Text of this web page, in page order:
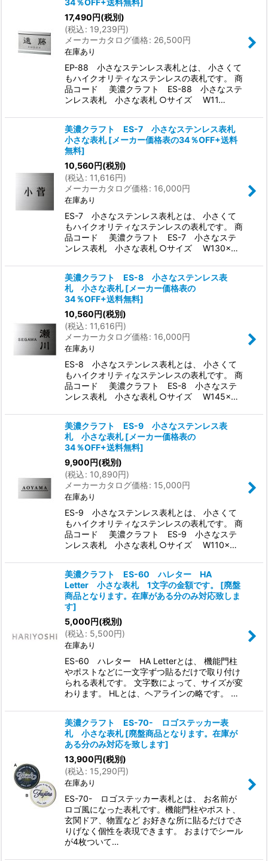
17,490円(税別)
(税込: 19,239円)
メーカーカタログ価格: 26,500円
在庫あり
EP-88 小さなステンレス表札とは、 小さくて
もハイクオリティなステンレスの表札です。 商
品コード 美濃クラフト ES-88 小さなステ
ンレス表札 小さな表札 ○サイズ W11…
美濃クラフト ES-7 小さなステンレス表札
小さな表札 [メーカー価格表の34％OFF+送料
無料]
10,560円(税別)
(税込: 11,616円)
メーカーカタログ価格: 16,000円
在庫あり
ES-7 小さなステンレス表札とは、 小さくて
もハイクオリティなステンレスの表札です。 商
品コード 美濃クラフト ES-7 小さなステ
ンレス表札 小さな表札 ○サイズ W130×…
美濃クラフト ES-8 小さなステンレス表
札 小さな表札 [メーカー価格表の
34％OFF+送料無料]
10,560円(税別)
(税込: 11,616円)
メーカーカタログ価格: 16,000円
在庫あり
ES-8 小さなステンレス表札とは、 小さくて
もハイクオリティなステンレスの表札です。 商
品コード 美濃クラフト ES-8 小さなステ
ンレス表札 小さな表札 ○サイズ W145×…
美濃クラフト ES-9 小さなステンレス表
札 小さな表札 [メーカー価格表の
34％OFF+送料無料]
9,900円(税別)
(税込: 10,890円)
メーカーカタログ価格: 15,000円
在庫あり
ES-9 小さなステンレス表札とは、 小さくて
もハイクオリティなステンレスの表札です。 商
品コード 美濃クラフト ES-9 小さなステ
ンレス表札 小さな表札 ○サイズ W110×…
美濃クラフト ES-60 ハレター HA
Letter 小さな表札 1文字の金額です。
[廃盤
商品となります。在庫がある分のみ対応致しま
す]
5,000円(税別)
(税込: 5,500円)
在庫あり
ES-60 ハレター HA Letterとは、 機能門柱
やポストなどに一文字ずつ貼るだけで取り付け
られる表札です。 文字数によって、サイズが変
わります。 HLとは、ヘアラインの略です。 …
美濃クラフト ES-70- ロゴステッカー表
札 小さな表札 [廃盤商品となります。在庫が
ある分のみ対応を致します]
13,900円(税別)
(税込: 15,290円)
在庫あり
ES-70- ロゴステッカー表札とは、 お名前が
ロゴ風になった表札です。機能門柱やポスト、
玄関ドア、物置など お好きな所に貼るだけでさ
りげなく個性を表現できます。 おまけでシール
が4枚ついて…